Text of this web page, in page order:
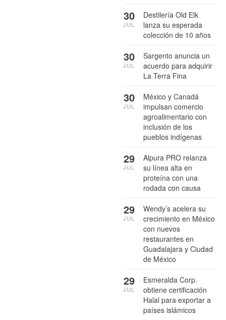
Destilería Old Elk
lanza su esperada
colección de 10 años
30
JUL
Sargento anuncia un
acuerdo para adquirir
La Terra Fina
30
JUL
México y Canadá
impulsan comercio
agroalimentario con
inclusión de los
pueblos indígenas
30
JUL
Alpura PRO relanza
su línea alta en
proteína con una
rodada con causa
29
JUL
Wendy’s acelera su
crecimiento en México
con nuevos
restaurantes en
Guadalajara y Ciudad
de México
29
JUL
Esmeralda Corp.
obtiene certificación
Halal para exportar a
países islámicos
29
JUL